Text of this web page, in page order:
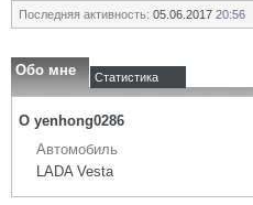
Последняя активность: 05.06.2017 20:56
Обо мне Статистика
О yenhong0286
Автомобиль
LADA Vesta